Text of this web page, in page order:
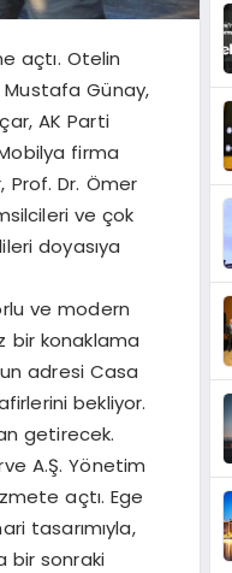
açtı. Otelin
Mustafa Günay,
AK Parti
firma
Prof. Dr. Ömer
ve çok
doyasıya
ve modern
bir konaklama
adresi Casa
bekliyor.
getirecek.
A.Ş. Yönetim
açtı. Ege
tasarımıyla,
bir sonraki